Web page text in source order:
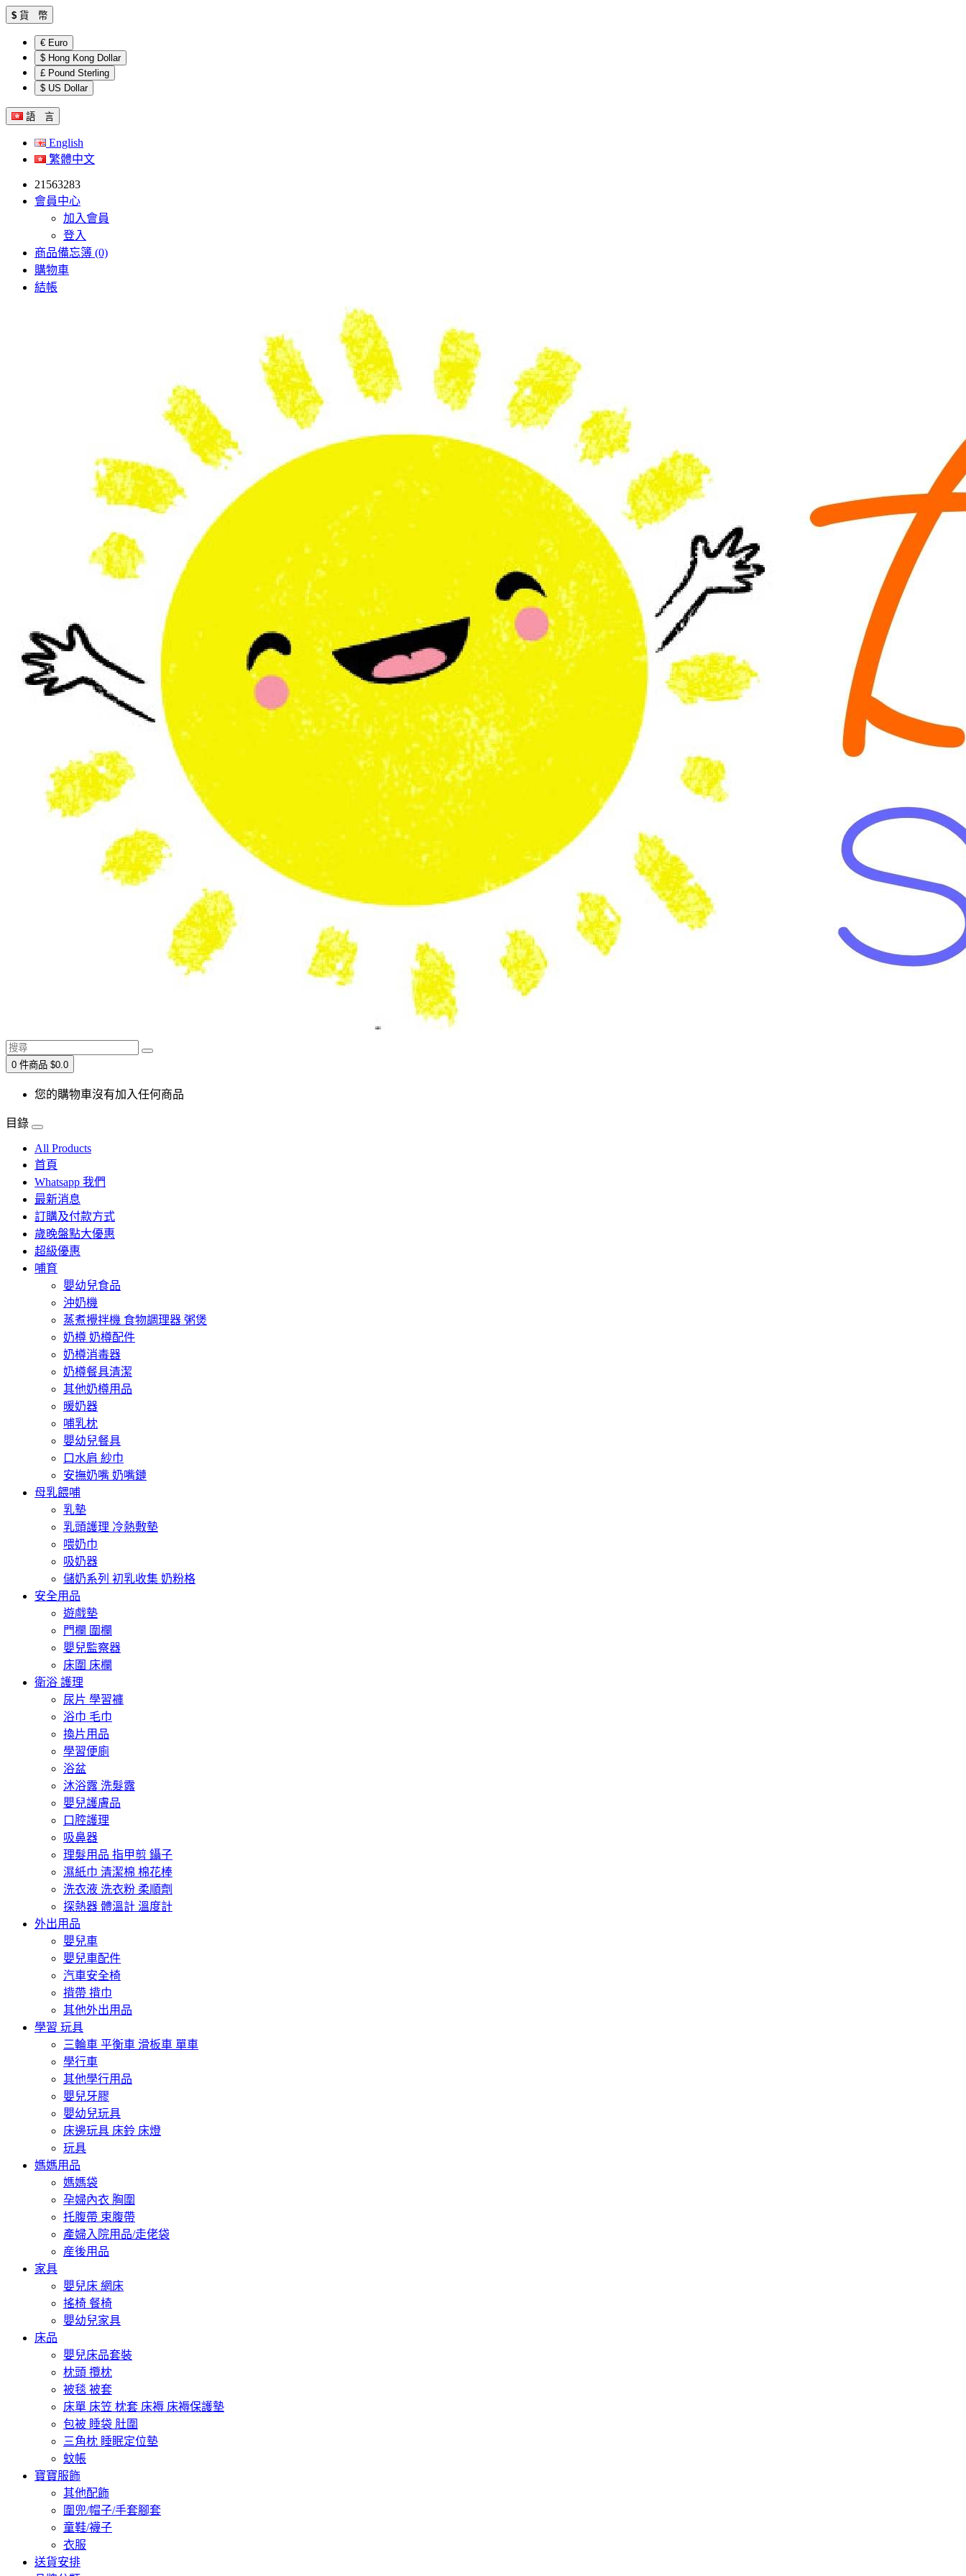
$ 貨 幣
€ Euro
$ Hong Kong Dollar
£ Pound Sterling
$ US Dollar
語 言
English
繁體中文
21563283
會員中心
加入會員
登入
商品備忘簿 (0)
購物車
結帳
0 件商品 $0.0
您的購物車沒有加入任何商品
目錄
All Products
首頁
Whatsapp 我們
最新消息
訂購及付款方式
歲晚盤點大優惠
超級優惠
哺育
嬰幼兒食品
沖奶機
蒸煮攪拌機 食物調理器 粥煲
奶樽 奶樽配件
奶樽消毒器
奶樽餐具清潔
其他奶樽用品
暖奶器
哺乳枕
嬰幼兒餐具
口水肩 紗巾
安撫奶嘴 奶嘴鏈
母乳餵哺
乳墊
乳頭護理 冷熱敷墊
喂奶巾
吸奶器
儲奶系列 初乳收集 奶粉格
安全用品
遊戲墊
門欄 圍欄
嬰兒監察器
床圍 床欄
衛浴 護理
尿片 學習褲
浴巾 毛巾
換片用品
學習便廁
浴盆
沐浴露 洗髮露
嬰兒護膚品
口腔護理
吸鼻器
理髮用品 指甲剪 鑷子
濕紙巾 清潔棉 棉花棒
洗衣液 洗衣粉 柔順劑
探熱器 體溫計 溫度計
外出用品
嬰兒車
嬰兒車配件
汽車安全椅
揹帶 揹巾
其他外出用品
學習 玩具
三輪車 平衡車 滑板車 單車
學行車
其他學行用品
嬰兒牙膠
嬰幼兒玩具
床邊玩具 床鈴 床燈
玩具
媽媽用品
媽媽袋
孕婦內衣 胸圍
托腹帶 束腹帶
產婦入院用品/走佬袋
産後用品
家具
嬰兒床 網床
搖椅 餐椅
嬰幼兒家具
床品
嬰兒床品套裝
枕頭 攬枕
被毯 被套
床單 床笠 枕套 床褥 床褥保護墊
包被 睡袋 肚圍
三角枕 睡眠定位墊
蚊帳
寶寶服飾
其他配飾
圍兜/帽子/手套腳套
童鞋/襪子
衣服
送貨安排